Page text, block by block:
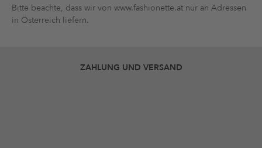
Bitte beachte, dass wir von www.fashionette.at nur an Adressen
in Österreich liefern.
ZAHLUNG UND VERSAND